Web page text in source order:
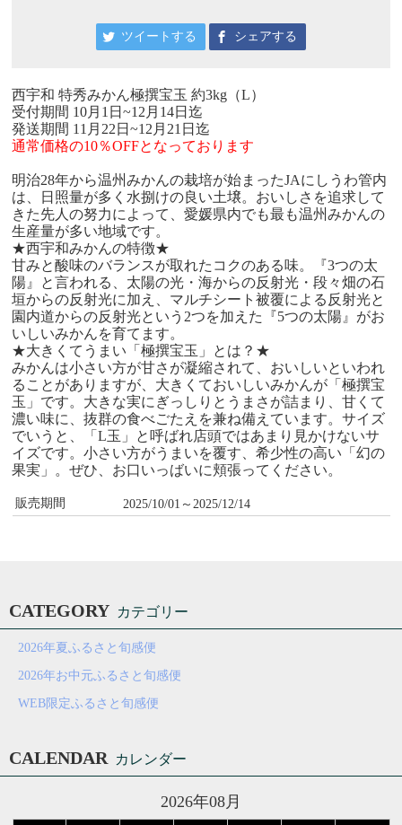
ツイートする シェアする
西宇和 特秀みかん極撰宝玉 約3kg（L）
受付期間 10月1日~12月14日迄
発送期間 11月22日~12月21日迄
通常価格の10％OFFとなっております
明治28年から温州みかんの栽培が始まったJAにしうわ管内
は、日照量が多く水捌けの良い土壌。おいしさを追求して
きた先人の努力によって、愛媛県内でも最も温州みかんの
生産量が多い地域です。
★西宇和みかんの特徴★
甘みと酸味のバランスが取れたコクのある味。『3つの太
陽』と言われる、太陽の光・海からの反射光・段々畑の石
垣からの反射光に加え、マルチシート被覆による反射光と
園内道からの反射光という2つを加えた『5つの太陽』がお
いしいみかんを育てます。
★大きくてうまい「極撰宝玉」とは？★
みかんは小さい方が甘さが凝縮されて、おいしいといわれ
ることがありますが、大きくておいしいみかんが「極撰宝
玉」です。大きな実にぎっしりとうまさが詰まり、甘くて
濃い味に、抜群の食べごたえを兼ね備えています。サイズ
でいうと、「L玉」と呼ばれ店頭ではあまり見かけないサ
イズです。小さい方がうまいを覆す、希少性の高い「幻の
果実」。ぜひ、お口いっばいに頬張ってください。
販売期間 2025/10/01～2025/12/14
CATEGORY カテゴリー
2026年夏ふるさと旬感便
2026年お中元ふるさと旬感便
WEB限定ふるさと旬感便
CALENDAR カレンダー
2026年08月